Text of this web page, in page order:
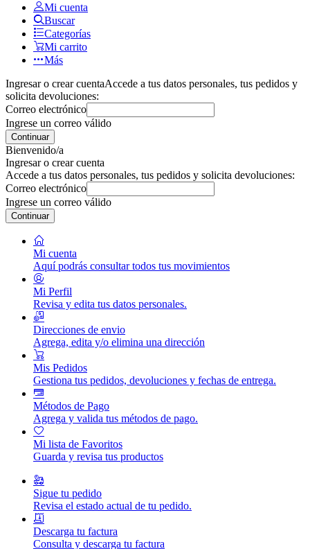
Mi cuenta
Buscar
Categorías
Mi carrito
Más
Ingresar o crear cuentaAccede a tus datos personales, tus pedidos y
solicita devoluciones:
Correo electrónico
Ingrese un correo válido
Continuar
Bienvenido/a
Ingresar o crear cuenta
Accede a tus datos personales, tus pedidos y solicita devoluciones:
Correo electrónico
Ingrese un correo válido
Continuar
Mi cuenta
Aquí podrás consultar todos tus movimientos
Mi Perfil
Revisa y edita tus datos personales.
Direcciones de envio
Agrega, edita y/o elimina una dirección
Mis Pedidos
Gestiona tus pedidos, devoluciones y fechas de entrega.
Métodos de Pago
Agrega y valida tus métodos de pago.
Mi lista de Favoritos
Guarda y revisa tus productos
Sigue tu pedido
Revisa el estado actual de tu pedido.
Descarga tu factura
Consulta y descarga tu factura